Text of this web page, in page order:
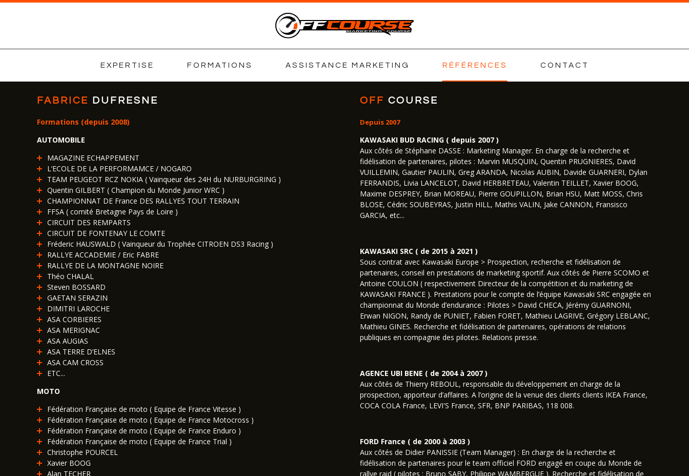
EXPERTISE FORMATIONS ASSISTANCE MARKETING RÉFÉRENCES CONTACT
FABRICE DUFRESNE
Formations (depuis 2008)
AUTOMOBILE
MAGAZINE ECHAPPEMENT
L’ECOLE DE LA PERFORMAMCE / NOGARO
TEAM PEUGEOT RCZ NOKIA ( Vainqueur des 24H du NURBURGRING )
Quentin GILBERT ( Champion du Monde Junior WRC )
CHAMPIONNAT DE France DES RALLYES TOUT TERRAIN
FFSA ( comité Bretagne Pays de Loire )
CIRCUIT DES REMPARTS
CIRCUIT DE FONTENAY LE COMTE
Fréderic HAUSWALD ( Vainqueur du Trophée CITROEN DS3 Racing )
RALLYE ACCADEMIE / Eric FABRE
RALLYE DE LA MONTAGNE NOIRE
Théo CHALAL
Steven BOSSARD
GAETAN SERAZIN
DIMITRI LAROCHE
ASA CORBIERES
ASA MERIGNAC
ASA AUGIAS
ASA TERRE D’ELNES
ASA CAM CROSS
ETC...
MOTO
Fédération Française de moto ( Equipe de France Vitesse )
Fédération Française de moto ( Equipe de France Motocross )
Fédération Française de moto ( Equipe de France Enduro )
Fédération Française de moto ( Equipe de France Trial )
Christophe POURCEL
Xavier BOOG
Alan TECHER
OFF COURSE
Depuis 2007
KAWASAKI BUD RACING ( depuis 2007 )
Aux côtés de Stéphane DASSE : Marketing Manager. En charge de la recherche et
fidélisation de partenaires, pilotes : Marvin MUSQUIN, Quentin PRUGNIERES, David
VUILLEMIN, Gautier PAULIN, Greg ARANDA, Nicolas AUBIN, Davide GUARNERI, Dylan
FERRANDIS, Livia LANCELOT, David HERBRETEAU, Valentin TEILLET, Xavier BOOG,
Maxime DESPREY, Brian MOREAU, Pierre GOUPILLON, Brian HSU, Matt MOSS, Chris
BLOSE, Cédric SOUBEYRAS, Justin HILL, Mathis VALIN, Jake CANNON, Fransisco
GARCIA, etc...
KAWASAKI SRC ( de 2015 à 2021 )
Sous contrat avec Kawasaki Europe > Prospection, recherche et fidélisation de
partenaires, conseil en prestations de marketing sportif. Aux côtés de Pierre SCOMO et
Antoine COULON ( respectivement Directeur de la compétition et du marketing de
KAWASAKI FRANCE ). Prestations pour le compte de l’équipe Kawasaki SRC engagée en
championnat du Monde d’endurance : Pilotes > David CHECA, Jérémy GUARNONI,
Erwan NIGON, Randy de PUNIET, Fabien FORET, Mathieu LAGRIVE, Grégory LEBLANC,
Mathieu GINES. Recherche et fidélisation de partenaires, opérations de relations
publiques en compagnie des pilotes. Relations presse.
AGENCE UBI BENE ( de 2004 à 2007 )
Aux côtés de Thierry REBOUL, responsable du développement en charge de la
prospection, apporteur d’affaires. A l’origine de la venue des clients clients IKEA France,
COCA COLA France, LEVI'S France, SFR, BNP PARIBAS, 118 008.
FORD France ( de 2000 à 2003 )
Aux côtés de Didier PANISSIE (Team Manager) : En charge de la recherche et
fidélisation de partenaires pour le team officiel FORD engagé en coupe du Monde de
rallye raid ( pilotes : Bruno SABY, Philippe WAMBERGUE ). Recherche et fidélisation de